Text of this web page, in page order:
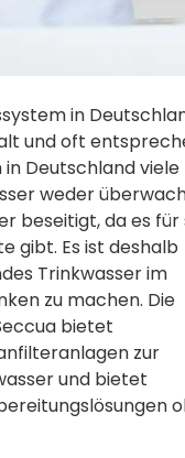
in
und oft
Deutschland viele
weder
beseitigt, da es für
gibt. Es ist deshalb
Trinkwasser im
zu machen. Die
bietet
zur
und bietet